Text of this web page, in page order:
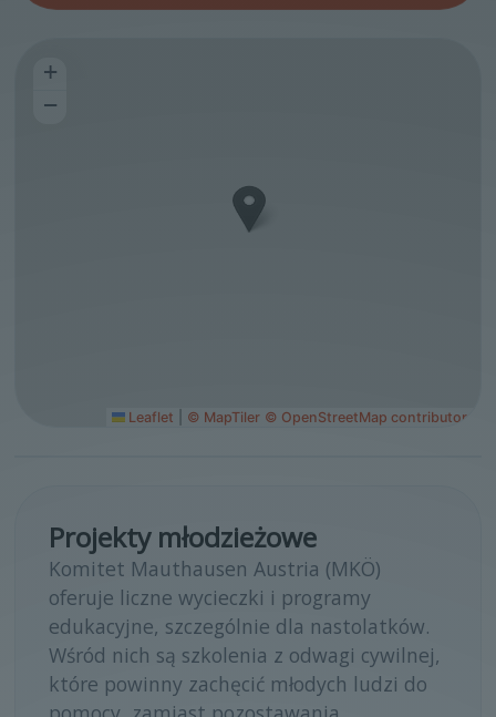
+
−
Leaflet © MapTiler © OpenStreetMap contributors
Projekty młodzieżowe
Komitet Mauthausen Austria (MKÖ)
oferuje liczne wycieczki i programy
edukacyjne, szczególnie dla nastolatków.
Wśród nich są szkolenia z odwagi cywilnej,
które powinny zachęcić młodych ludzi do